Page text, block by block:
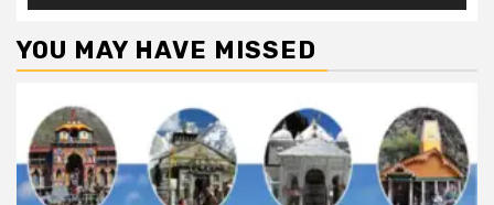
YOU MAY HAVE MISSED